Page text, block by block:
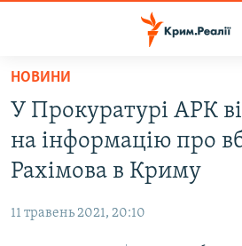
Перейти
основного
матеріалу
Перейти
до
основної
навігації
ВОДА.КРИМ
ВІДЕО ТА ФОТО
БЛОГИ
НОВИНИ
У Прокуратурі АРК
на інформацію про
Рахімова в Криму
11 травень 2021, 20:10